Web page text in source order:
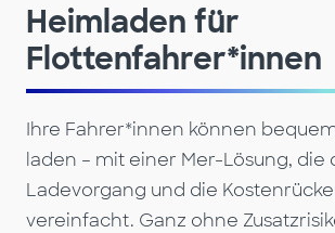
Heimladen für
Flottenfahrer*innen
Ihre Fahrer*innen können
laden – mit einer Mer-Lösung, die
Ladevorgang und die
vereinfacht. Ganz ohne